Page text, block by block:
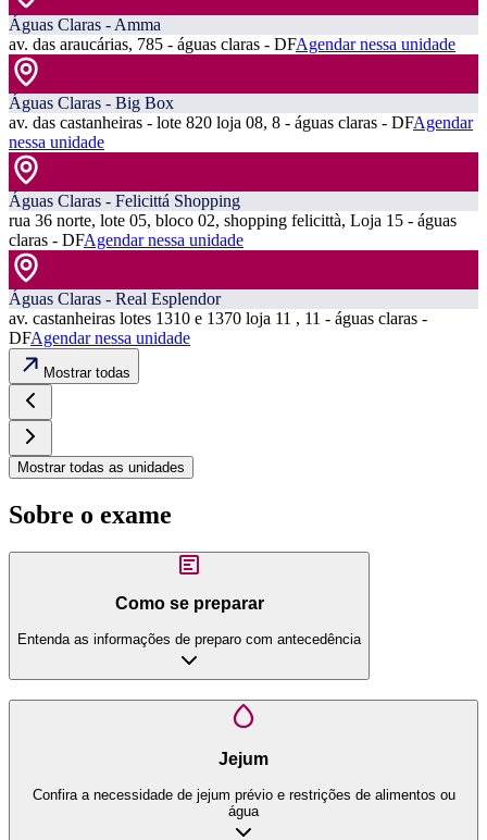
Águas Claras - Amma
av. das araucárias, 785 - águas claras - DFAgendar nessa unidade
Águas Claras - Big Box
av. das castanheiras - lote 820 loja 08, 8 - águas claras - DFAgendar
nessa unidade
Águas Claras - Felicittá Shopping
rua 36 norte, lote 05, bloco 02, shopping felicittà, Loja 15 - águas
claras - DFAgendar nessa unidade
Águas Claras - Real Esplendor
av. castanheiras lotes 1310 e 1370 loja 11 , 11 - águas claras -
DFAgendar nessa unidade
Mostrar todas
Mostrar todas as unidades
Sobre o exame
Como se preparar
Entenda as informações de preparo com antecedência
Jejum
Confira a necessidade de jejum prévio e restrições de alimentos ou
água